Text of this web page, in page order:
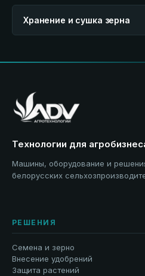
Хранение и сушка зерна
Технологии для
Машины, оборудование и
белорусских
РЕШЕНИЯ
Семена и зерно
Внесение удобрений
Защита растений